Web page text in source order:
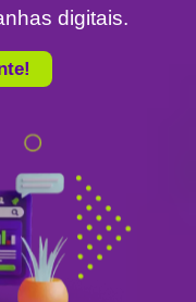
digitais.